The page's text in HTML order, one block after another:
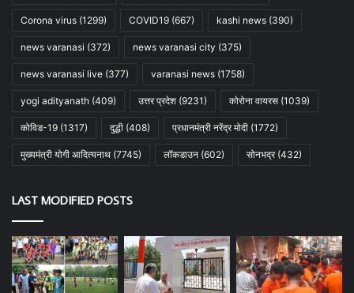
Corona virus (1299) COVID19 (667) kashi news (390)
news varanasi (372) news varanasi city (375)
news varanasi live (377) varanasi news (1758)
yogi adityanath (409) उत्तर प्रदेश (9231) कोरोना वायरस (1039)
कोविड-19 (1317) दुद्धी (408) प्रधानमंत्री नरेंद्र मोदी (1772)
मुख्यमंत्री योगी आदित्यनाथ (7745) लॉकडाउन (602) सोनभद्र(432)
LAST MODIFIED POSTS